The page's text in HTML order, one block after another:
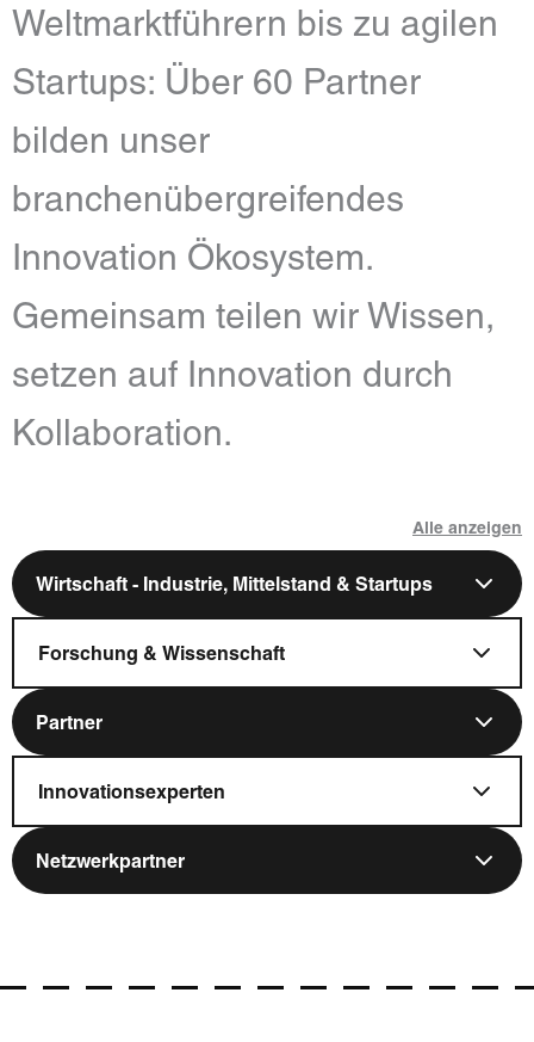
Weltmarktführern bis zu agilen
Startups: Über 60 Partner
bilden unser
branchenübergreifendes
Innovation Ökosystem.
Gemeinsam teilen wir Wissen,
setzen auf Innovation durch
Kollaboration.
Alle anzeigen
Wirtschaft - Industrie, Mittelstand & Startups
Forschung & Wissenschaft
Partner
Innovationsexperten
Netzwerkpartner